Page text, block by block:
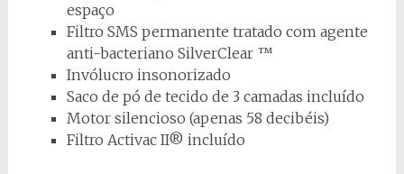
espaço
Filtro SMS permanente tratado com agente
anti-bacteriano SilverClear ™
Invólucro insonorizado
Saco de pó de tecido de 3 camadas incluído
Motor silencioso (apenas 58 decibéis)
Filtro Activac II® incluído